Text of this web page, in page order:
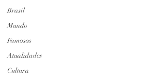
Brasil
Mundo
Famosos
Atualidades
Cultura